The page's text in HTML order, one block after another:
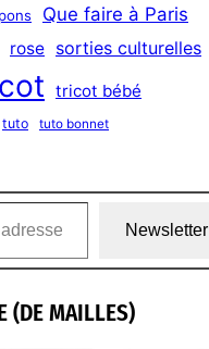
Que faire à Paris
rose sorties culturelles
tricot bébé
tuto tuto bonnet
Newsletter
(DE MAILLES)